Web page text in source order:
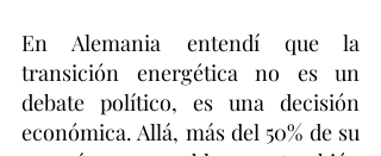
En Alemania entendí que la
transición energética no es un
debate político, es una decisión
económica. Allá, más del 50% de su